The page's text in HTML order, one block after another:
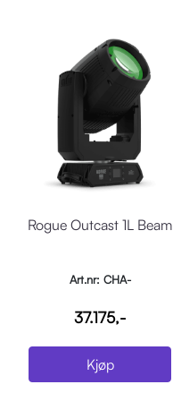
Rogue Outcast 1L Beam
Art.nr: CHA-
37.175,-
Kjøp